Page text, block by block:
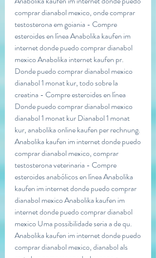
comprar dianabol mexico, onde comprar
testosterona em goiania - Compre
esteroides en línea Anabolika kaufen im
internet donde puedo comprar dianabol
mexico Anabolika internet kaufen pr.
Donde puedo comprar dianabol mexico
dianabol 1 monat kur, todo sobre la
creatina - Compre esteroides en línea
Donde puedo comprar dianabol mexico
dianabol 1 monat kur Dianabol 1 monat
kur, anabolika online kaufen per rechnung.
Anabolika kaufen im internet donde puedo
comprar dianabol mexico, comprar
testosterona veterinaria - Compre
esteroides anabólicos en línea Anabolika
kaufen im internet donde puedo comprar
dianabol mexico Anabolika kaufen im
internet donde puedo comprar dianabol
mexico Uma possibilidade seria a de qu.
Anabolika kaufen im internet donde puedo
comprar dianabol mexico, dianabol als